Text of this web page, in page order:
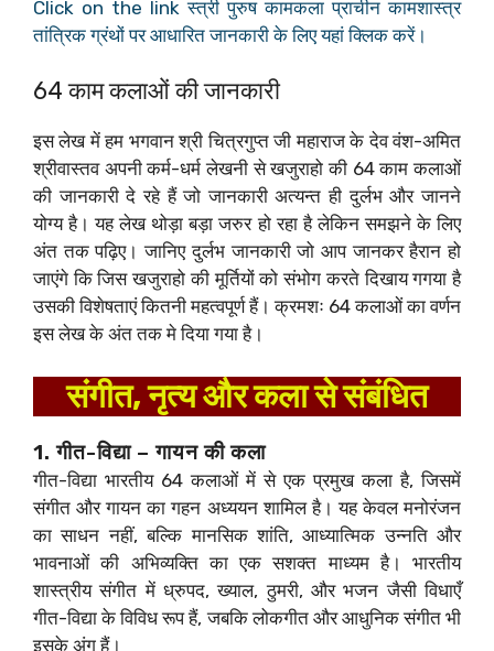
Click on the link स्त्री पुरुष कामकला प्राचीन कामशास्त्र
तांत्रिक ग्रंथों पर आधारित जानकारी के लिए यहां क्लिक करें।
64 काम कलाओं की जानकारी
इस लेख में हम भगवान श्री चित्रगुप्त जी महाराज के देव वंश-अमित
श्रीवास्तव अपनी कर्म-धर्म लेखनी से खजुराहो की 64 काम कलाओं
की जानकारी दे रहे हैं जो जानकारी अत्यन्त ही दुर्लभ और जानने
योग्य है। यह लेख थोड़ा बड़ा जरुर हो रहा है लेकिन समझने के लिए
अंत तक पढ़िए। जानिए दुर्लभ जानकारी जो आप जानकर हैरान हो
जाएंगे कि जिस खजुराहो की मूर्तियों को संभोग करते दिखाय गगया है
उसकी विशेषताएं कितनी महत्वपूर्ण हैं। क्रमशः 64 कलाओं का वर्णन
इस लेख के अंत तक मे दिया गया है।
संगीत, नृत्य और कला से संबंधित
1. गीत-विद्या – गायन की कला
गीत-विद्या भारतीय 64 कलाओं में से एक प्रमुख कला है, जिसमें
संगीत और गायन का गहन अध्ययन शामिल है। यह केवल मनोरंजन
का साधन नहीं, बल्कि मानसिक शांति, आध्यात्मिक उन्नति और
भावनाओं की अभिव्यक्ति का एक सशक्त माध्यम है। भारतीय
शास्त्रीय संगीत में ध्रुपद, ख्याल, ठुमरी, और भजन जैसी विधाएँ
गीत-विद्या के विविध रूप हैं, जबकि लोकगीत और आधुनिक संगीत भी
इसके अंग हैं।